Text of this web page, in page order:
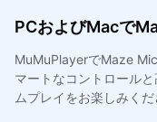
PCおよびMacで
MuMuPlayerでMaze
マートなコントロール
ムプレイをお楽しみくだ